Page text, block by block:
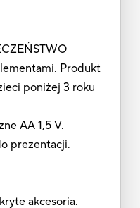
Produkt
poniżej 3 roku
AA 1,5 V.
prezentacji.
akcesoria.